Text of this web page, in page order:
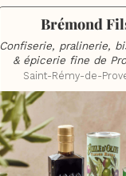
Brémond
Confiserie, pralinerie,
& épicerie fine de
Saint-Rémy-de-